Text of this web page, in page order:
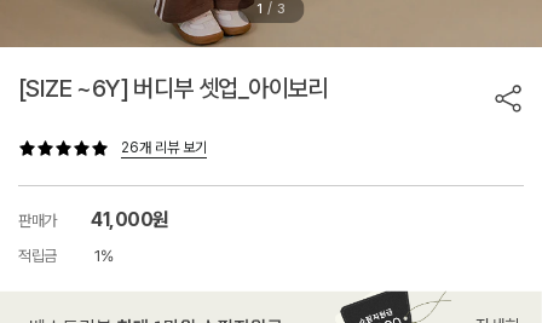
1 / 3
[SIZE ~6Y] 버디부 셋업_아이보리
26개 리뷰 보기
판매가 41,000원
적립금 1%